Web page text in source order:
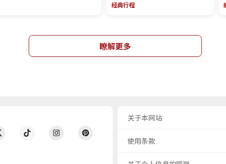
经典行程
瞭解更多
关于本网站
使用条款